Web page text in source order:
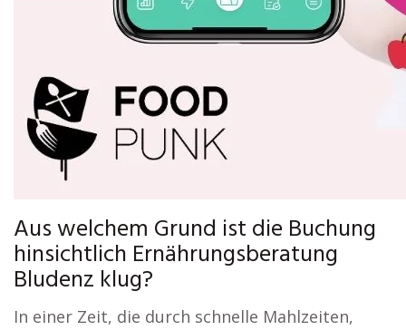
Aus welchem Grund ist die Buchung
hinsichtlich Ernährungsberatung
Bludenz klug?
In einer Zeit, die durch schnelle Mahlzeiten,